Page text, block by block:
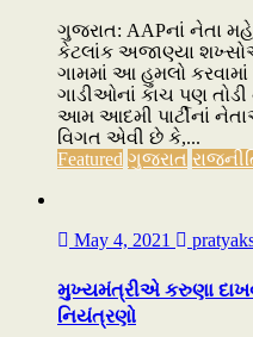
ગુજરાત: AAPનાં નેતા
કેટલાંક અજાણ્યા
ગામમાં આ હુમલો
ગાડીઓનાં કાચ પણ
આમ આદમી પાર્ટીનાં
વિગત એવી છે કે,...
Featured ગુજરાત
May 4, 2021
મુખ્યમંત્રીએ કરુણા
નિયંત્રણો